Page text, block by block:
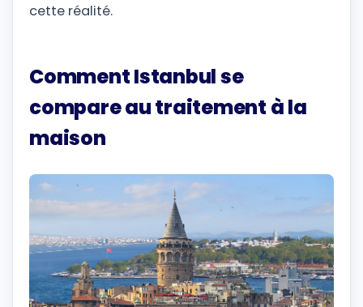
cette réalité.
Comment Istanbul se
compare au traitement à la
maison